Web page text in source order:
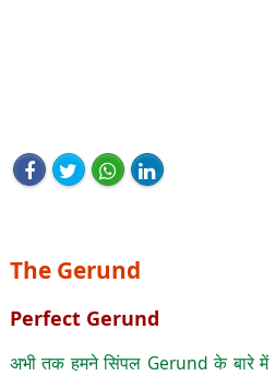
The Gerund
Perfect Gerund
अभी तक हमने सिंपल Gerund के बारे